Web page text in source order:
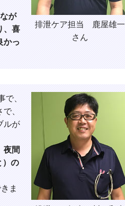
が
、喜
かっ
排泄ケア担当 鹿屋雄一
さん
、
、
ルが
夜間
）の
ま